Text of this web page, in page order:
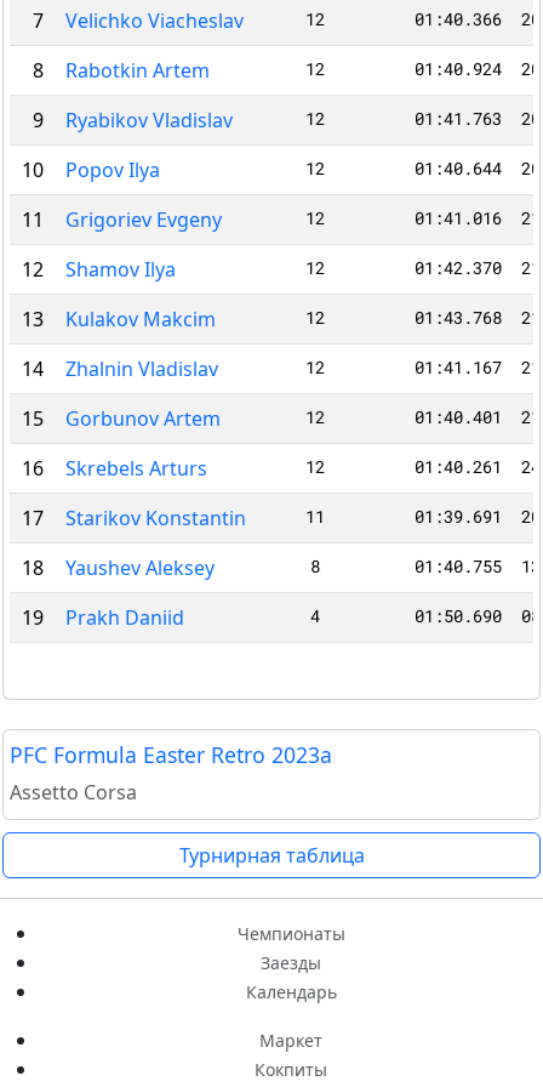
7 Velichko Viacheslav 12 01:40.366
8 Rabotkin Artem 12 01:40.924
9 Ryabikov Vladislav 12 01:41.763
10 Popov Ilya 12 01:40.644
11 Grigoriev Evgeny 12 01:41.016
12 Shamov Ilya 12 01:42.370
13 Kulakov Makcim 12 01:43.768
14 Zhalnin Vladislav 12 01:41.167
15 Gorbunov Artem 12 01:40.401
16 Skrebels Arturs 12 01:40.261
17 Starikov Konstantin 11 01:39.691
18 Yaushev Aleksey 8 01:40.755
19 Prakh Daniid 4 01:50.690
PFC Formula Easter Retro 2023a
Assetto Corsa
Турнирная таблица
Чемпионаты
Заезды
Календарь
Маркет
Кокпиты